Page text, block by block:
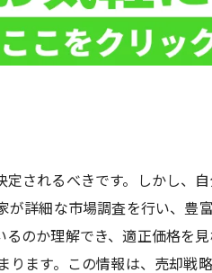
されるべきです。しかし、自
が詳細な市場調査を行い、豊
のか理解でき、適正価格を見
ります。この情報は、売却戦